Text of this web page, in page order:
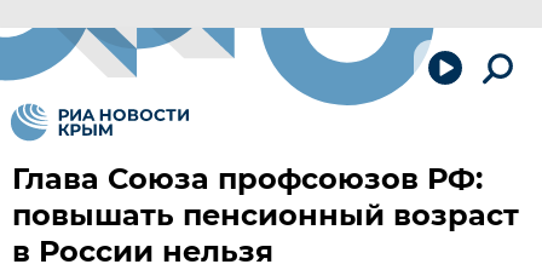
Глава Союза профсоюзов РФ:
повышать пенсионный возраст
в России нельзя